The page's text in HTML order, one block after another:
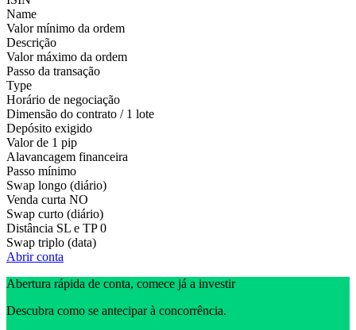
Name
Valor mínimo da ordem
Descrição
Valor máximo da ordem
Passo da transação
Type
Horário de negociação
Dimensão do contrato / 1 lote
Depósito exigido
Valor de 1 pip
Alavancagem financeira
Passo mínimo
Swap longo (diário)
Venda curta NO
Swap curto (diário)
Distância SL e TP 0
Swap triplo (data)
Abrir conta
Abertura rápida de conta, comece já a investir
Descubra como se antecipar à concorrência.